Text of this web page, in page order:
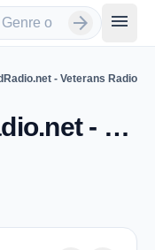
arrow_forward menu
- Veterans Radio
BattlefieldRadio.net - Veterans Radio - Parksville, BC